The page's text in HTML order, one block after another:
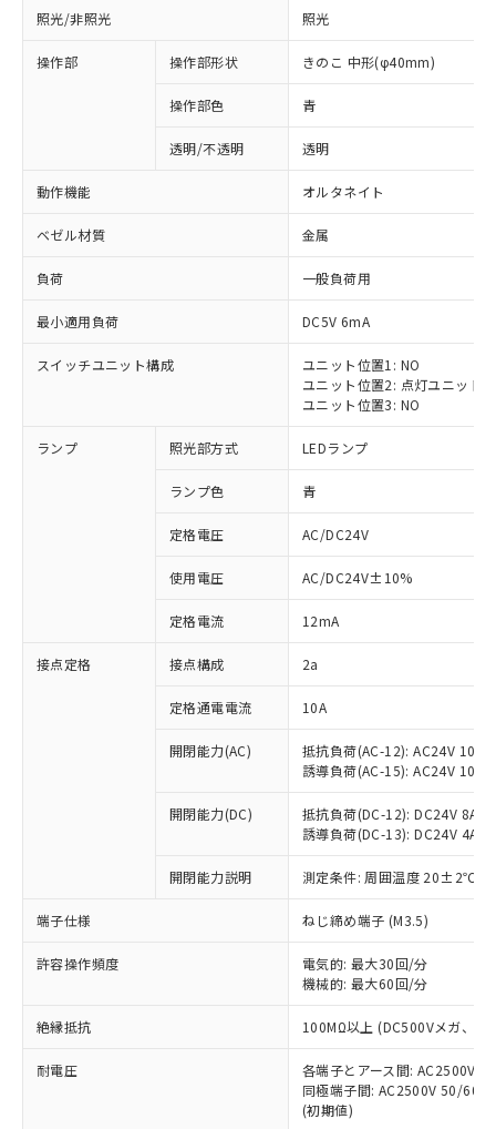
照光/非照光 照光
操作部 操作部形状 きのこ 中形(φ40mm)
操作部色 青
透明/不透明 透明
動作機能 オルタネイト
ベゼル材質 金属
負荷 一般負荷用
最小適用負荷 DC5V 6mA
スイッチユニット構成
ユニット位置1: NO
ユニット位置2: 点灯ユニット
ユニット位置3: NO
ランプ 照光部方式 LEDランプ
ランプ色 青
定格電圧 AC/DC24V
使用電圧 AC/DC24V±10%
定格電流 12mA
接点定格 接点構成 2a
定格通電電流 10A
開閉能力(AC)
抵抗負荷(AC-12): AC24V 10A/
誘導負荷(AC-15): AC24V
開閉能力(DC)
抵抗負荷(DC-12): DC24V 8A/
誘導負荷(DC-13): DC24V 4A/
開閉能力説明 測定条件: 周囲温度 20±2℃、
端子仕様 ねじ締め端子 (M3.5)
許容操作頻度
電気的: 最大30回/分
機械的: 最大60回/分
絶縁抵抗 100MΩ以上 (DC500Vメガ、点
耐電圧
各端子とアース間: AC2500V
同極端子間: AC2500V 50/
(初期値)
ご利用条件
以下の条件をお読みいただき、同意のうえ
ご利用ください。
本サービスは、当社制御機器事業取扱
商品の当社在庫状況および標準価格
(税抜)を提供させていただくもので
当社制御機器事業取扱商品の中には、
本サービスの対象外となる商品もある
ことをご了承ください。
在庫状況および標準価格照会結果は、
記載している更新日時点での社内デー
タに基づき作成されるものであり、閲
覧された時点での実際の在庫および標
準価格とは異なる場合があることをご
※1 対応状況
対応済み：EU RoHS指令（10物質）の
非含有に対応した製品が提供可能な商品で
す。
対応予定：EU RoHS指令（10物質）の非含
有に対応した製品に切り替える予定のある
対応予定なし：EU RoHS指令（10物質）の
非含有に非対応の商品で、対応品を出す予
定はありません。
調査・確認中：EU RoHS指令（10物質）の
非含有の対応状況を調査中または確認中の
非該当品：ライセンス料など無形物で、有
害物質有無と関係のない商品です。
仕入先様の事情により、非含有部品として
いたものが、含有品と判明した場合などや
むを得ず変更することがあります。
六価クロム(Cr(Ⅵ)) 1000ppm以下、ポリ臭化ビフェニル
類(PBB) 1000ppm以下、ポリ臭化ジフェニルエーテル類
「○」：最大均質材料含有率が中国RoHSの
基準値以下であることを示します。
「×」：最大均質材料含有率が中国RoHSの
基準値を超えていることを示します。
「－」：未確認です。当社販売部門へお問
*中国RoHS10物質の基準値 (GB/T26572)：
Pb(鉛) :1000ppm、 Hg(水銀) : 1000ppm、 Cd(カドミウ
Cr(Ⅵ)(六価クロム) : 1000ppm、 PBBs(ポリ臭化ビフェ
当社は、これら貴社製品のうち、外国
為替および外国貿易法に定める商品
（以下｢規制貨物等」という）を輸出
または国外への提供する場合は、日本
国政府の輸出許可(または役務取引許
可)を取得するなどの必要な手続きを